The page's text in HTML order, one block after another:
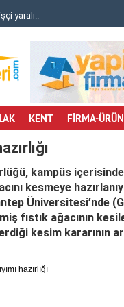
yaralı..
KENT FİRMA-ÜRÜN
kampüs
kesmeye
Üniversitesi’nde
fıstık ağacının
kesim kararının
hazırlığı